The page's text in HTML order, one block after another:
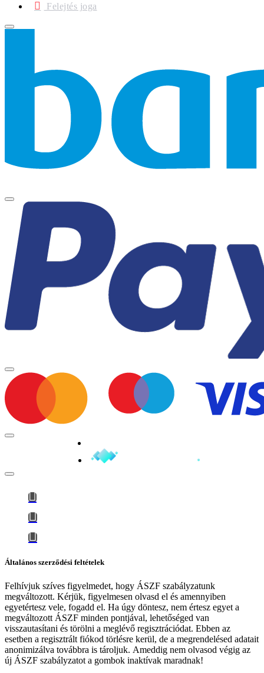
Felejtés joga
Általános szerződési feltételek
Felhívjuk szíves figyelmedet, hogy ÁSZF szabályzatunk
megváltozott. Kérjük, figyelmesen olvasd el és amennyiben
egyetértesz vele, fogadd el. Ha úgy döntesz, nem értesz egyet a
megváltozott ÁSZF minden pontjával, lehetőséged van
visszautasítani és törölni a meglévő regisztrációdat. Ebben az
esetben a regisztrált fiókod törlésre kerül, de a megrendelésed adatait
anonimizálva továbbra is tároljuk. Ameddig nem olvasod végig az
új ÁSZF szabályzatot a gombok inaktívak maradnak!